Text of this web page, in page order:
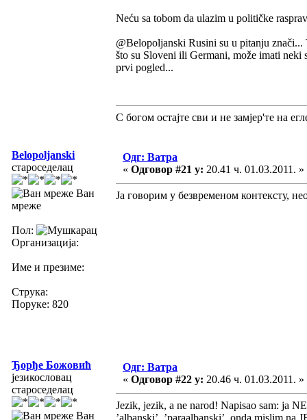
Neću sa tobom da ulazim u političke
@Belopoljanski Rusini su u pitanju
što su Sloveni ili Germani, može imati neki
prvi pogled...
С богом остајте сви и не замјер'те на
Belopoljanski
староседелац
Ван
мреже
Пол:
Организација:
Име и презиме:
Струка:
Поруке: 820
Одг: Ватра
« Одговор #21 у: 20.41 ч. 01.03.2011. »
Ја говорим у безвременом контексту,
Ђорђе Божовић
језикословац
староседелац
Ван
Одг: Ватра
« Одговор #22 у: 20.46 ч. 01.03.2011. »
Jezik, jezik, a ne narod! Napisao sam: ja
’albanski’, ’paraalbanski’, onda mislim